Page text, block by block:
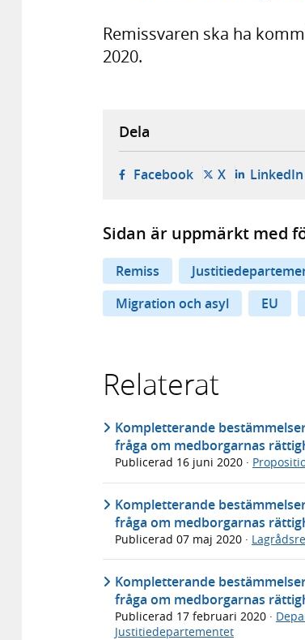
Remissvaren ska ha
2020.
Dela
Facebook- öppnas i ny flik,
X- öppnas i
LinkedIn
Sidan är uppmärkt med
Remiss
Migration och asyl
EU
Relaterat
Kompletterande
fråga om medborgarnas
Publicerad 16 juni 2020 ·
Kompletterande
fråga om medborgarnas
Publicerad 07 maj 2020 ·
Kompletterande
fråga om medborgarnas
Publicerad 17 februari 2020 ·
Justitiedepartementet